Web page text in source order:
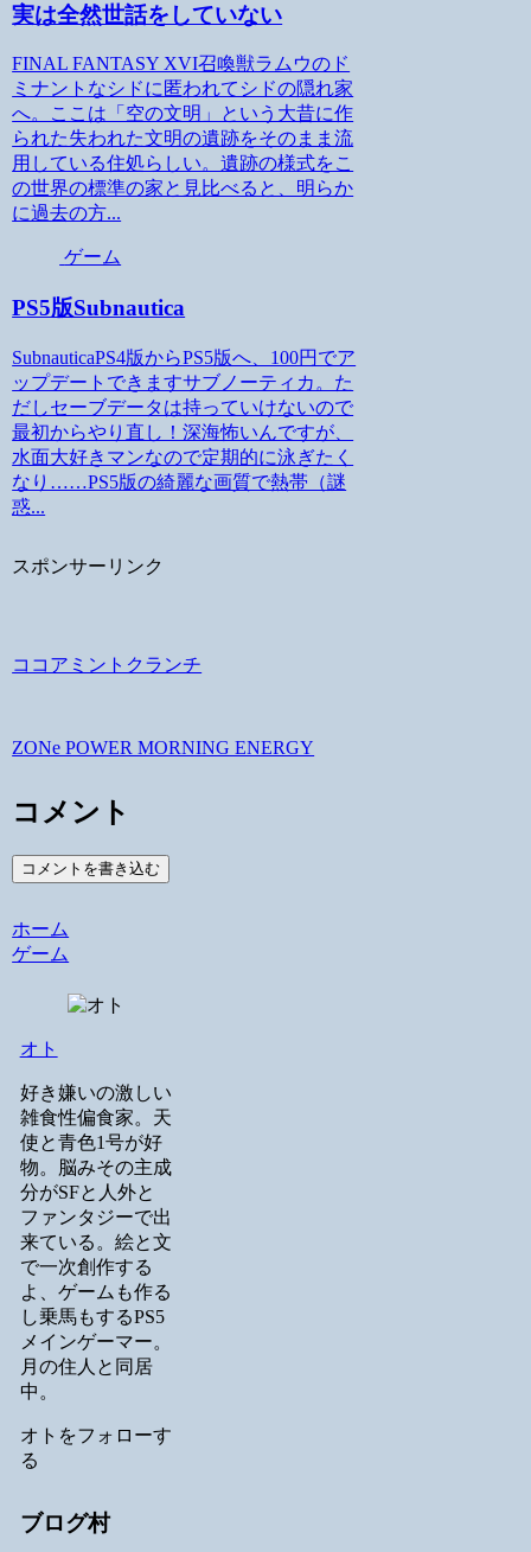
実は全然世話をしていない
FINAL FANTASY XVI召喚獣ラムウのド
ミナントなシドに匿われてシドの隠れ家
へ。ここは「空の文明」という大昔に作
られた失われた文明の遺跡をそのまま流
用している住処らしい。遺跡の様式をこ
の世界の標準の家と見比べると、明らか
に過去の方...
ゲーム
PS5版Subnautica
SubnauticaPS4版からPS5版へ、100円でア
ップデートできますサブノーティカ。た
だしセーブデータは持っていけないので
最初からやり直し！深海怖いんですが、
水面大好きマンなので定期的に泳ぎたく
なり……PS5版の綺麗な画質で熱帯（謎
惑...
スポンサーリンク
ココアミントクランチ
ZONe POWER MORNING ENERGY
コメント
コメントを書き込む
ホーム
ゲーム
オト
好き嫌いの激しい
雑食性偏食家。天
使と青色1号が好
物。脳みその主成
分がSFと人外と
ファンタジーで出
来ている。絵と文
で一次創作する
よ、ゲームも作る
し乗馬もするPS5
メインゲーマー。
月の住人と同居
中。
オトをフォローす
る
ブログ村